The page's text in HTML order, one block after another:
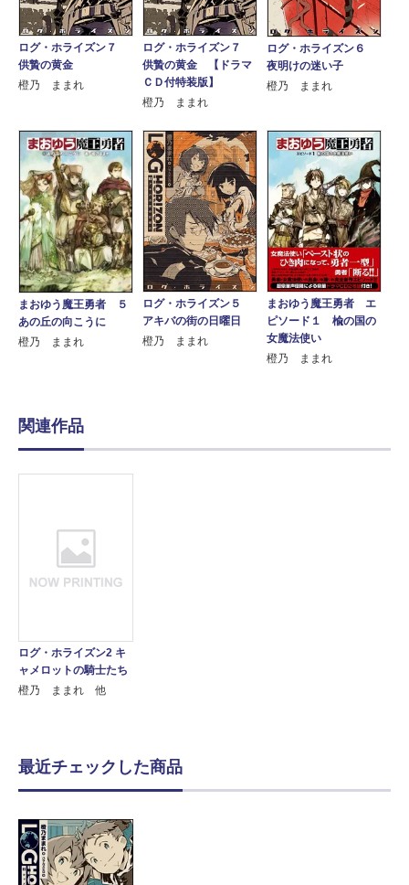
ログ・ホライズン７
供贄の黄金
橙乃 ままれ
ログ・ホライズン７
供贄の黄金 【ドラマ
ＣＤ付特装版】
橙乃 ままれ
ログ・ホライズン６
夜明けの迷い子
橙乃 ままれ
まおゆう魔王勇者 ５
あの丘の向こうに
橙乃 ままれ
ログ・ホライズン５
アキバの街の日曜日
橙乃 ままれ
まおゆう魔王勇者 エ
ピソード１ 楡の国の
女魔法使い
橙乃 ままれ
関連作品
ログ・ホライズン2 キ
ャメロットの騎士たち
橙乃 ままれ 他
最近チェックした商品